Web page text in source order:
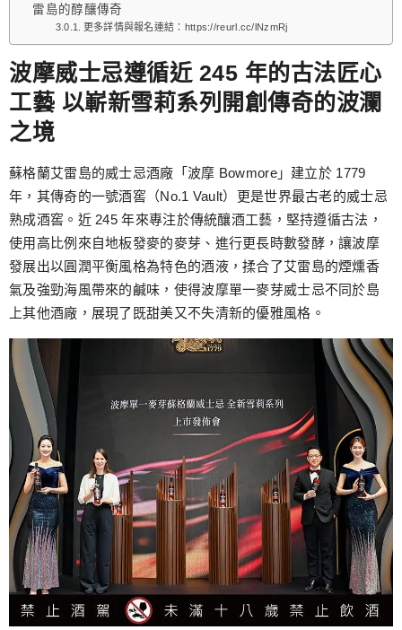
雷島的醇釀傳奇
更多詳情與報名連結：https://reurl.cc/lNzmRj
波摩威士忌遵循近 245 年的古法匠心
工藝 以嶄新雪莉系列開創傳奇的波瀾
之境
蘇格蘭艾雷島的威士忌酒廠「波摩 Bowmore」建立於 1779
年，其傳奇的一號酒窖（No.1 Vault）更是世界最古老的威士忌
熟成酒窖。近 245 年來專注於傳統釀酒工藝，堅持遵循古法，
使用高比例來自地板發麥的麥芽、進行更長時數發酵，讓波摩
發展出以圓潤平衡風格為特色的酒液，揉合了艾雷島的煙燻香
氣及強勁海風帶來的鹹味，使得波摩單一麥芽威士忌不同於島
上其他酒廠，展現了既甜美又不失清新的優雅風格。